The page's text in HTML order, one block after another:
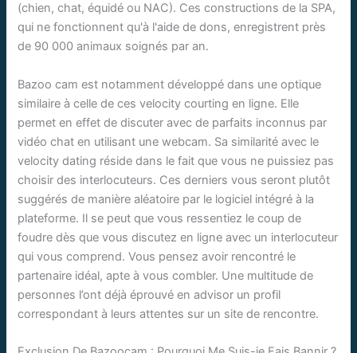
(chien, chat, équidé ou NAC). Ces constructions de la SPA,
qui ne fonctionnent qu'à l'aide de dons, enregistrent près
de 90 000 animaux soignés par an.
Bazoo cam est notamment développé dans une optique
similaire à celle de ces velocity courting en ligne. Elle
permet en effet de discuter avec de parfaits inconnus par
vidéo chat en utilisant une webcam. Sa similarité avec le
velocity dating réside dans le fait que vous ne puissiez pas
choisir des interlocuteurs. Ces derniers vous seront plutôt
suggérés de manière aléatoire par le logiciel intégré à la
plateforme. Il se peut que vous ressentiez le coup de
foudre dès que vous discutez en ligne avec un interlocuteur
qui vous comprend. Vous pensez avoir rencontré le
partenaire idéal, apte à vous combler. Une multitude de
personnes l’ont déjà éprouvé en advisor un profil
correspondant à leurs attentes sur un site de rencontre.